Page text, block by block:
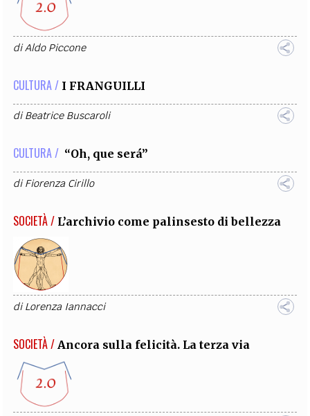
diAldo Piccone
CULTURA / I FRANGUILLI
diBeatrice Buscaroli
CULTURA / “Oh, que será”
diFiorenza Cirillo
SOCIETÀ / L’archivio come palinsesto di bellezza
diLorenza Iannacci
SOCIETÀ / Ancora sulla felicità. La terza via